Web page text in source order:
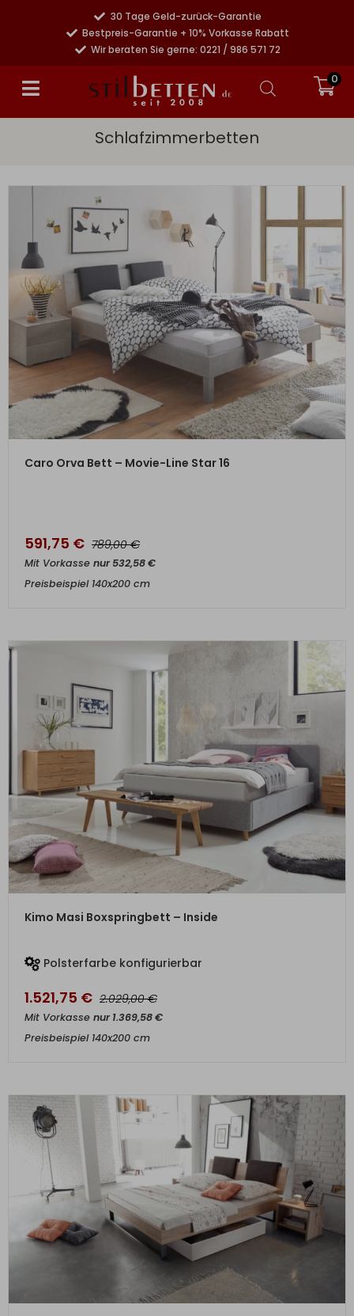
30 Tage Geld-zurück-Garantie
Bestpreis-Garantie + 10% Vorkasse Rabatt
Wir beraten Sie gerne: 0221 / 986 571 72
0
Schlafzimmerbetten
ZUM PRODUKT
Caro Orva Bett – Movie-Line Star 16
591,75 € 789,00€
Mit Vorkasse nur532,58€
Preisbeispiel 140x200 cm
ZUM PRODUKT
Kimo Masi Boxspringbett – Inside
Polsterfarbe konfigurierbar
1.521,75 € 2.029,00€
Mit Vorkasse nur1.369,58€
Preisbeispiel 140x200 cm